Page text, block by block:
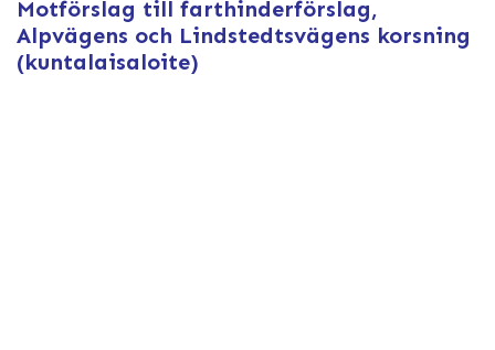
Motförslag till farthinderförslag,
Alpvägens och Lindstedtsvägens korsning
(kuntalaisaloite)